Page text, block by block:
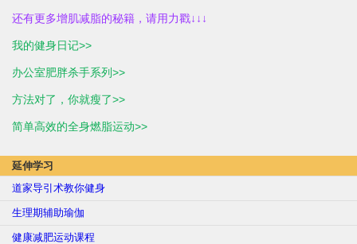
还有更多增肌减脂的秘籍，请用力戳↓↓↓
我的健身日记>>
办公室肥胖杀手系列>>
方法对了，你就瘦了>>
简单高效的全身燃脂运动>>
延伸学习
道家导引术教你健身
生理期辅助瑜伽
健康减肥运动课程